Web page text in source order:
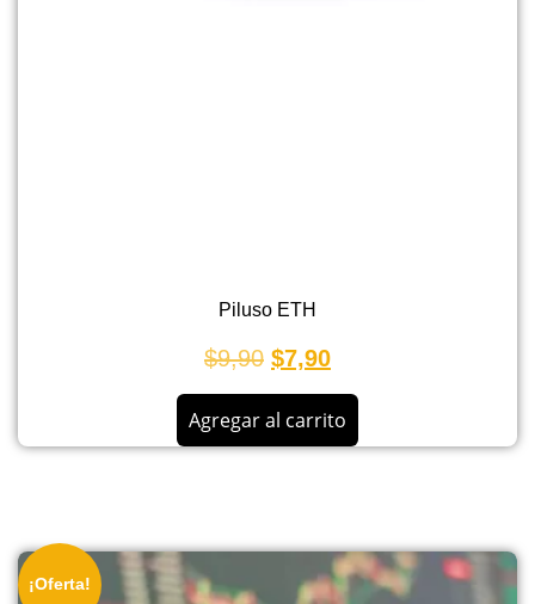
Piluso ETH
$9,90 $7,90
Agregar al carrito
¡Oferta!